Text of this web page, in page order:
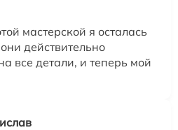
мастерской я осталась
действительно
все детали, и теперь мой